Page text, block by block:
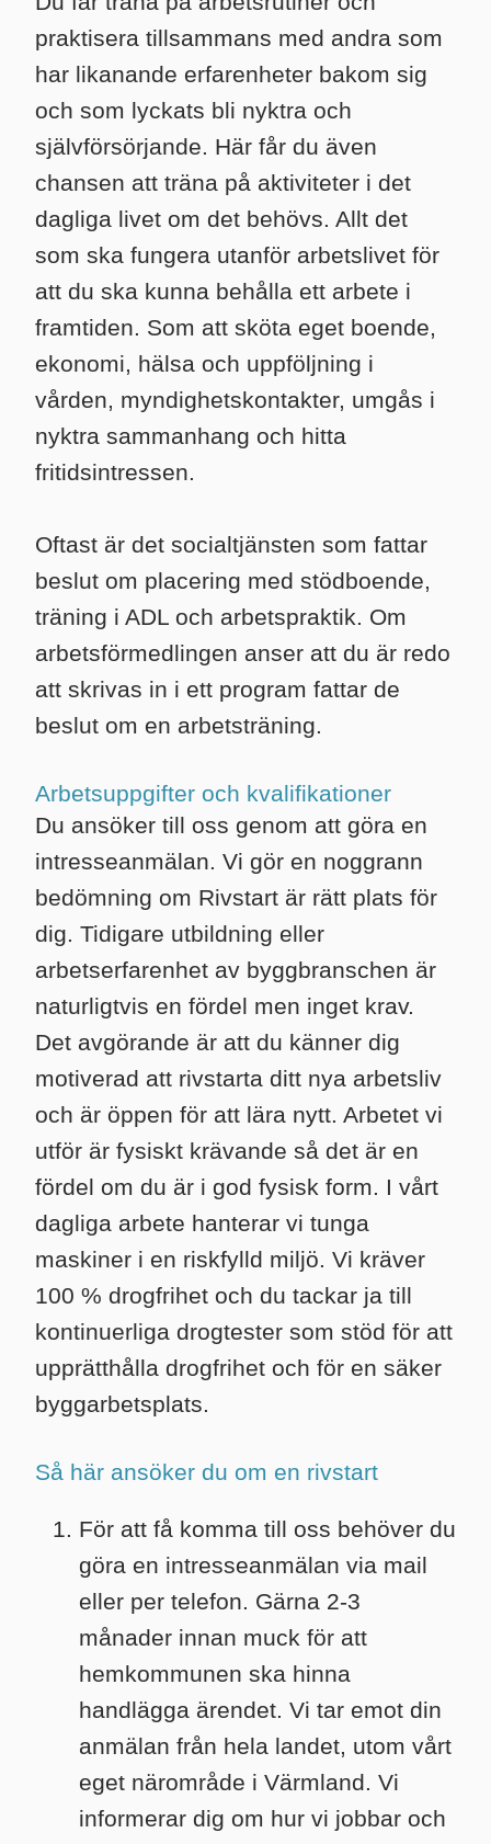
praktisera tillsammans med andra som
har likanande erfarenheter bakom sig
och som lyckats bli nyktra och
självförsörjande. Här får du även
chansen att träna på aktiviteter i det
dagliga livet om det behövs. Allt det
som ska fungera utanför arbetslivet för
att du ska kunna behålla ett arbete i
framtiden. Som att sköta eget boende,
ekonomi, hälsa och uppföljning i
vården, myndighetskontakter, umgås i
nyktra sammanhang och hitta
fritidsintressen.
Oftast är det socialtjänsten som fattar
beslut om placering med stödboende,
träning i ADL och arbetspraktik. Om
arbetsförmedlingen anser att du är redo
att skrivas in i ett program fattar de
beslut om en arbetsträning.
Arbetsuppgifter och kvalifikationer
Du ansöker till oss genom att göra en
intresseanmälan. Vi gör en noggrann
bedömning om Rivstart är rätt plats för
dig. Tidigare utbildning eller
arbetserfarenhet av byggbranschen är
naturligtvis en fördel men inget krav.
Det avgörande är att du känner dig
motiverad att rivstarta ditt nya arbetsliv
och är öppen för att lära nytt. Arbetet vi
utför är fysiskt krävande så det är en
fördel om du är i god fysisk form. I vårt
dagliga arbete hanterar vi tunga
maskiner i en riskfylld miljö. Vi kräver
100 % drogfrihet och du tackar ja till
kontinuerliga drogtester som stöd för att
upprätthålla drogfrihet och för en säker
byggarbetsplats.
Så här ansöker du om en rivstart
För att få komma till oss behöver du
göra en intresseanmälan via mail
eller per telefon. Gärna 2-3
månader innan muck för att
hemkommunen ska hinna
handlägga ärendet. Vi tar emot din
anmälan från hela landet, utom vårt
eget närområde i Värmland. Vi
informerar dig om hur vi jobbar och